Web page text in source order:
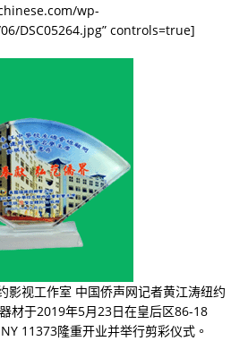
wp-
DSC05264.jpg” controls=true]
影视工作室 中国侨声网记者黄江涛纽约
材于2019年5月23日在皇后区86-18
11373隆重开业并举行剪彩仪式。